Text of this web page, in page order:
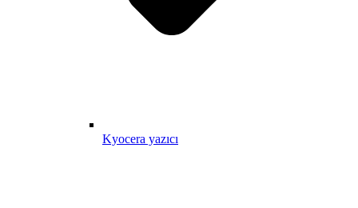
Kyocera yazıcı